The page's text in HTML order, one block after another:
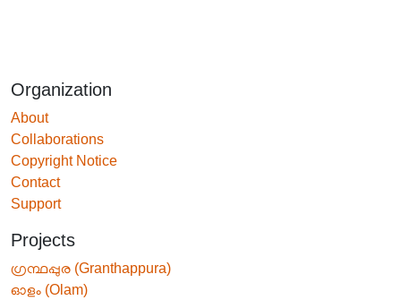
Organization
About
Collaborations
Copyright Notice
Contact
Support
Projects
ഗ്രന്ഥപ്പുര (Granthappura)
ഓളം (Olam)